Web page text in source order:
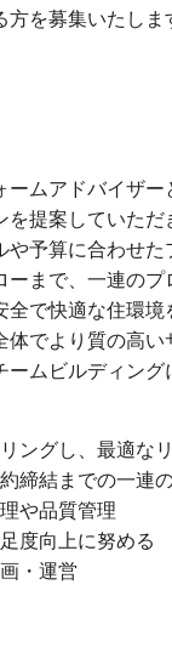
を募集いたしま
ムアドバイザ
提案していた
予算に合わせ
まで、一連の
で快適な住環
でより質の高
ムビルディン
ングし、最適な
締結までの一連
や品質管理
度向上に努める
・運営